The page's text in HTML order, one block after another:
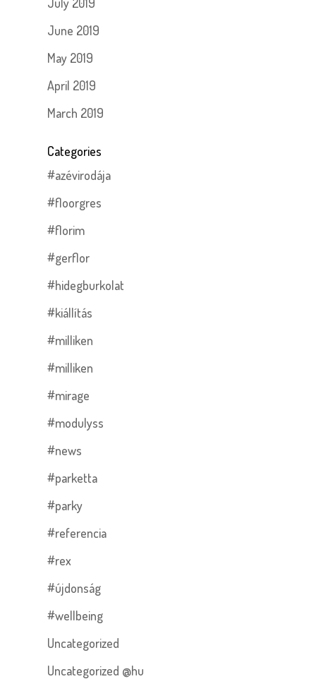
June 2019
May 2019
April 2019
March 2019
Categories
#azévirodája
#floorgres
#florim
#gerflor
#hidegburkolat
#kiállítás
#milliken
#milliken
#mirage
#modulyss
#news
#parketta
#parky
#referencia
#rex
#újdonság
#wellbeing
Uncategorized
Uncategorized @hu